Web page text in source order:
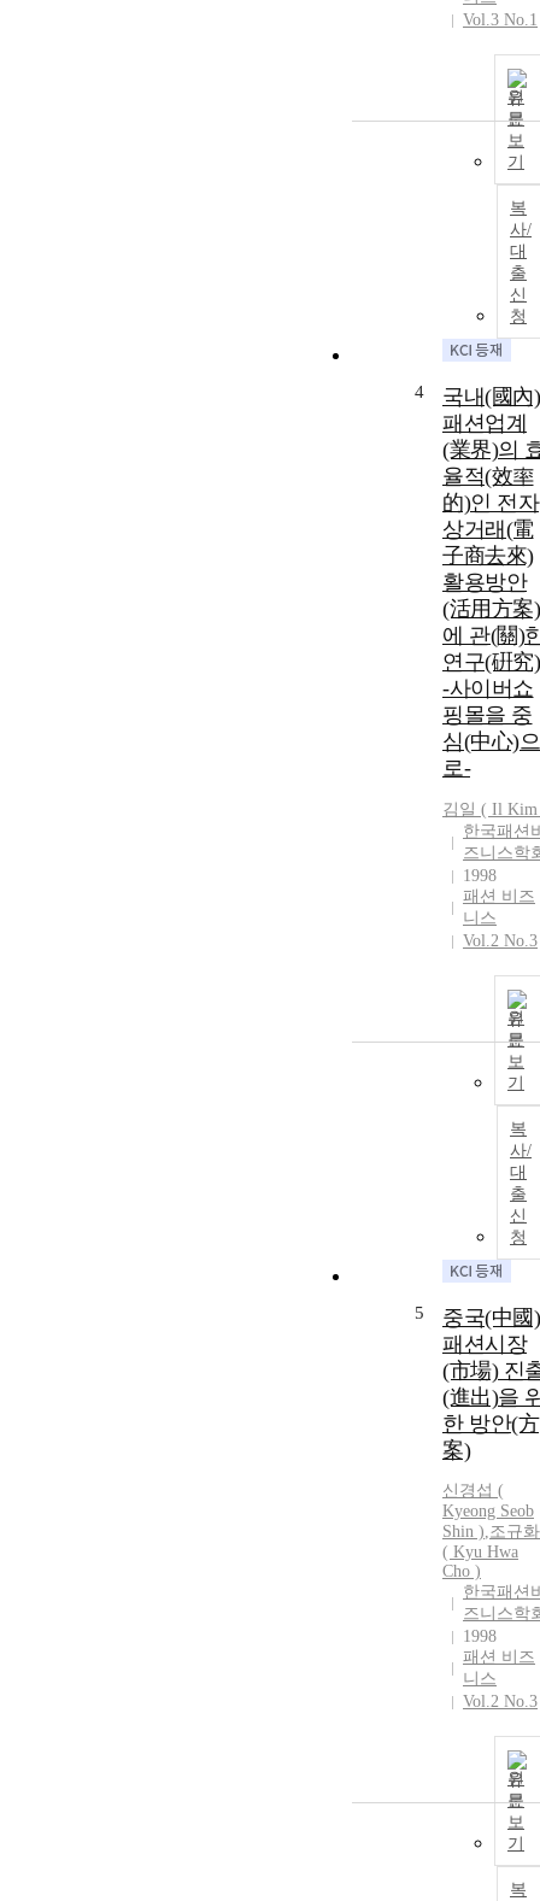
Vol.3 No.1
원
문
보
기
복
사/
대
출
신
청
4
국내(國內)
패션업계
(業界)의
율적(效率
的)인 전자
상거래(電
子商去來)
활용방안
(活用方案)
에 관(關)
연구(硏究)
-사이버쇼
핑몰을 중
심(中心)으
로-
김일 ( Il
한국패션
즈니스학
1998
패션 비즈
니스
Vol.2 No.3
원
문
보
기
복
사/
대
출
신
청
5
중국(中國)
패션시장
(市場) 진
(進出)을
한 방안(方
案)
신경섭 (
Kyeong Seob
Shin ),조규화
( Kyu Hwa
Cho )
한국패션
즈니스학
1998
패션 비즈
니스
Vol.2 No.3
원
문
보
기
복